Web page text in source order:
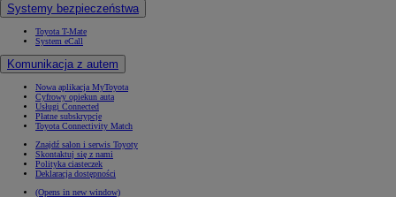
Systemy bezpieczeństwa
Toyota T-Mate
System eCall
Komunikacja z autem
Nowa aplikacja MyToyota
Cyfrowy opiekun auta
Usługi Connected
Płatne subskrypcje
Toyota Connectivity Match
Znajdź salon i serwis Toyoty
Skontaktuj się z nami
Polityka ciasteczek
Deklaracja dostępności
(Opens in new window)